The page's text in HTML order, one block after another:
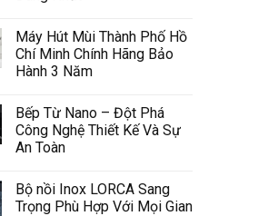
Máy Hút Mùi Thành Phố Hồ
Chí Minh Chính Hãng Bảo
Hành 3 Năm
Bếp Từ Nano – Đột Phá
Công Nghệ Thiết Kế Và Sự
An Toàn
Bộ nồi Inox LORCA Sang
Trọng Phù Hợp Với Mọi Gian